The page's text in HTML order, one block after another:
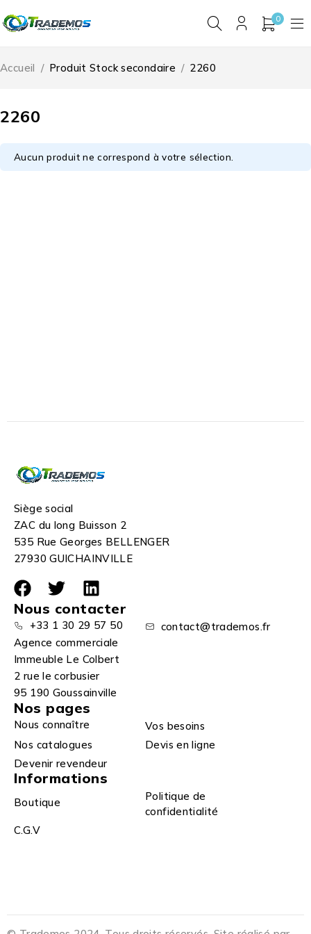
0
2260
Accueil / Produit Stock secondaire / 2260
Aucun produit ne correspond à votre sélection.
Siège social
ZAC du long Buisson 2
535 Rue Georges BELLENGER
27930 GUICHAINVILLE
Nous contacter
+33 1 30 29 57 50
contact@trademos.fr
Agence commerciale
Immeuble Le Colbert
2 rue le corbusier
95 190 Goussainville
Nos pages
Nous connaître
Vos besoins
Nos catalogues
Devis en ligne
Devenir revendeur
Informations
Boutique
Politique de
confidentialité
C.G.V